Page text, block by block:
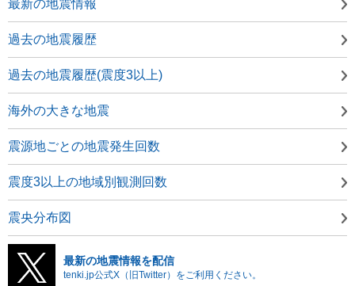
最新の地震情報
過去の地震履歴
過去の地震履歴(震度3以上)
海外の大きな地震
震源地ごとの地震発生回数
震度3以上の地域別観測回数
震央分布図
最新の地震情報を配信
tenki.jp公式X（旧Twitter）をご利用ください。